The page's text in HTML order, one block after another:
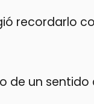
recordarlo
de un sentido